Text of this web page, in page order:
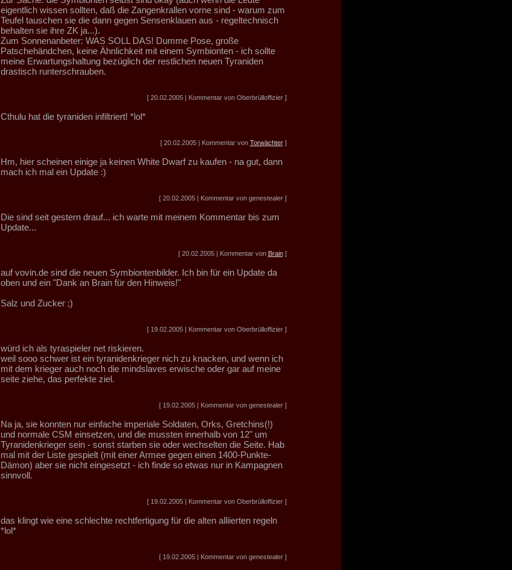
eigentlich wissen sollten, daß die Zangenkrallen vorne sind - warum zum
Teufel tauschen sie die dann gegen Sensenklauen aus - regeltechnisch
behalten sie ihre ZK ja...).
Zum Sonnenanbeter: WAS SOLL DAS! Dumme Pose, große
Patschehändchen, keine Ähnlichkeit mit einem Symbionten - ich sollte
meine Erwartungshaltung bezüglich der restlichen neuen Tyraniden
drastisch runterschrauben.
[ 20.02.2005 | Kommentar von Oberbrülloffizier ]
Cthulu hat die tyraniden infiltriert! *lol*
[ 20.02.2005 | Kommentar von Torwächter]
Hm, hier scheinen einige ja keinen White Dwarf zu kaufen - na gut, dann
mach ich mal ein Update :)
[ 20.02.2005 | Kommentar von genestealer ]
Die sind seit gestern drauf... ich warte mit meinem Kommentar bis zum
Update...
[ 20.02.2005 | Kommentar von Brain]
auf vovin.de sind die neuen Symbiontenbilder. Ich bin für ein Update da
oben und ein "Dank an Brain für den Hinweis!"
Salz und Zucker ;)
[ 19.02.2005 | Kommentar von Oberbrülloffizier ]
würd ich als tyraspieler net riskieren.
weil sooo schwer ist ein tyranidenkrieger nich zu knacken, und wenn ich
mit dem krieger auch noch die mindslaves erwische oder gar auf meine
seite ziehe, das perfekte ziel.
[ 19.02.2005 | Kommentar von genestealer ]
Na ja, sie konnten nur einfache imperiale Soldaten, Orks, Gretchins(!)
und normale CSM einsetzen, und die mussten innerhalb von 12" um
Tyranidenkrieger sein - sonst starben sie oder wechselten die Seite. Hab
mal mit der Liste gespielt (mit einer Armee gegen einen 1400-Punkte-
Dämon) aber sie nicht eingesetzt - ich finde so etwas nur in Kampagnen
sinnvoll.
[ 19.02.2005 | Kommentar von Oberbrülloffizier ]
das klingt wie eine schlechte rechtfertigung für die alten alliierten regeln
*lol*
[ 19.02.2005 | Kommentar von genestealer ]